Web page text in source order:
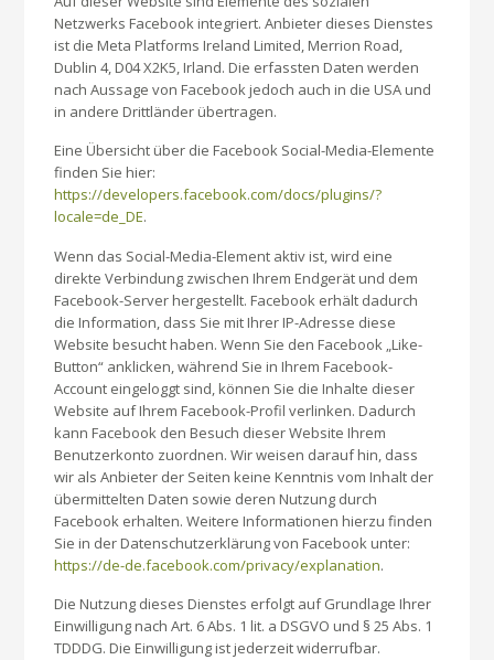
Netzwerks Facebook integriert. Anbieter dieses Dienstes
ist die Meta Platforms Ireland Limited, Merrion Road,
Dublin 4, D04 X2K5, Irland. Die erfassten Daten werden
nach Aussage von Facebook jedoch auch in die USA und
in andere Drittländer übertragen.
Eine Übersicht über die Facebook Social-Media-Elemente
finden Sie hier:
https://developers.facebook.com/docs/plugins/?
locale=de_DE.
Wenn das Social-Media-Element aktiv ist, wird eine
direkte Verbindung zwischen Ihrem Endgerät und dem
Facebook-Server hergestellt. Facebook erhält dadurch
die Information, dass Sie mit Ihrer IP-Adresse diese
Website besucht haben. Wenn Sie den Facebook „Like-
Button“ anklicken, während Sie in Ihrem Facebook-
Account eingeloggt sind, können Sie die Inhalte dieser
Website auf Ihrem Facebook-Profil verlinken. Dadurch
kann Facebook den Besuch dieser Website Ihrem
Benutzerkonto zuordnen. Wir weisen darauf hin, dass
wir als Anbieter der Seiten keine Kenntnis vom Inhalt der
übermittelten Daten sowie deren Nutzung durch
Facebook erhalten. Weitere Informationen hierzu finden
Sie in der Datenschutzerklärung von Facebook unter:
https://de-de.facebook.com/privacy/explanation.
Die Nutzung dieses Dienstes erfolgt auf Grundlage Ihrer
Einwilligung nach Art. 6 Abs. 1 lit. a DSGVO und § 25 Abs. 1
TDDDG. Die Einwilligung ist jederzeit widerrufbar.